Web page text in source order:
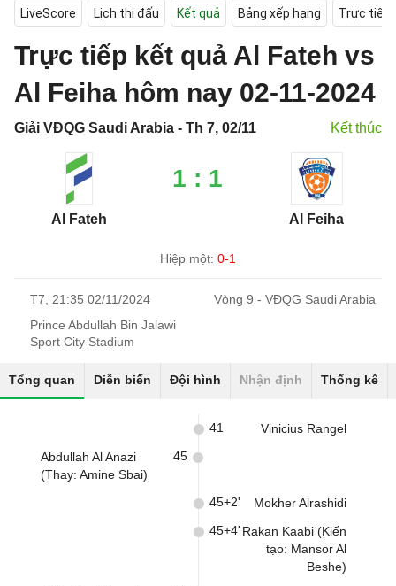
LiveScore Lịch thi đấu Kết quả Bảng xếp hạng Trực tiếp
Trực tiếp kết quả Al Fateh vs
Al Feiha hôm nay 02-11-2024
Giải VĐQG Saudi Arabia - Th 7, 02/11 Kết thúc
Al Fateh
1 : 1
Al Feiha
Hiệp một: 0-1
T7, 21:35 02/11/2024
Vòng 9 - VĐQG Saudi Arabia
Prince Abdullah Bin Jalawi
Sport City Stadium
Tổng quan Diễn biến Đội hình Nhận định Thống kê
Vinicius Rangel
41
Abdullah Al Anazi
(Thay: Amine Sbai)
45
Mokher Alrashidi
45+2'
Rakan Kaabi (Kiến
tạo: Mansor Al
Beshe)
45+4'